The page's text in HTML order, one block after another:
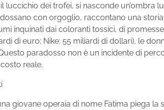
luccichio dei trofei, si nasconde
con orgoglio, raccontano una
inquinati dai coloranti tossici, di
di euro; Nike: 55 miliardi di dollari), le
paradosso non è un incidente di
reale.
giovane operaia di nome Fatima piega